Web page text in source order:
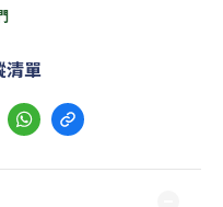
清單